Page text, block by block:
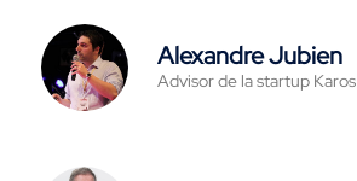
Alexandre Jubien
Advisor de la startup Karos